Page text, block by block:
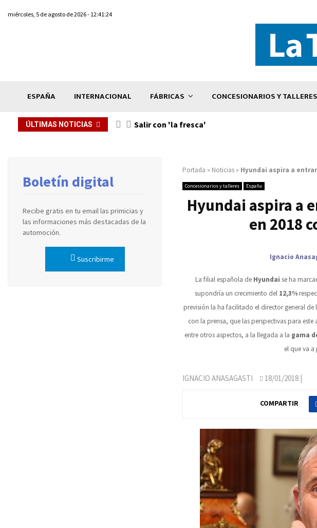
miércoles, 5 de agosto de 2026 - 12:41:24
ESPAÑA INTERNACIONAL FÁBRICAS CONCESIONARIOS Y TALLERES
ÚLTIMAS NOTICIAS Salir con 'la fresca'
Portada » Noticias » Hyundai aspira a
Concesionarios y talleres España
Hyundai aspira a
en 2018
Ignacio
La filial española de Hyundai se ha
supondría un crecimiento del 12,3%
previsión la ha facilitado el director general de
con la prensa, que las perspectivas para
entre otros aspectos, a la llegada a la gama
el que va
IGNACIO ANASAGASTI 18/01/2018 |
COMPARTIR
Boletín digital
Recibe gratis en tu email las primicias y
las informaciones más destacadas de la
automoción.
Suscribirme